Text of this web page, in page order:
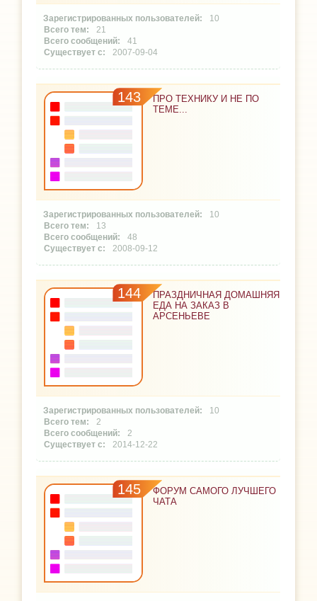
10
21
41
2007-09-04
143
ПРО ТЕХНИКУ И НЕ ПО
ТЕМЕ...
10
13
48
2008-09-12
144
ПРАЗДНИЧНАЯ ДОМАШНЯЯ
ЕДА НА ЗАКАЗ В
АРСЕНЬЕВЕ
10
2
2
2014-12-22
145
ФОРУМ САМОГО ЛУЧШЕГО
ЧАТА